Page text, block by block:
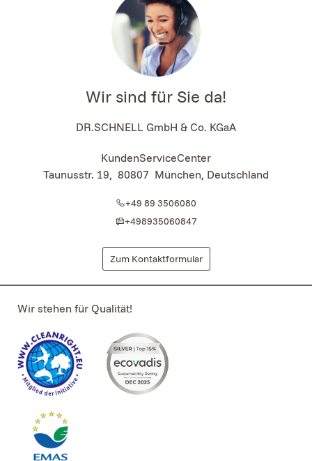
Wir sind für Sie da!
DR.SCHNELL GmbH & Co. KGaA
KundenServiceCenter
Taunusstr. 19, 80807 München, Deutschland
+49 89 3506080
+498935060847
Zum Kontaktformular
Wir stehen für Qualität!